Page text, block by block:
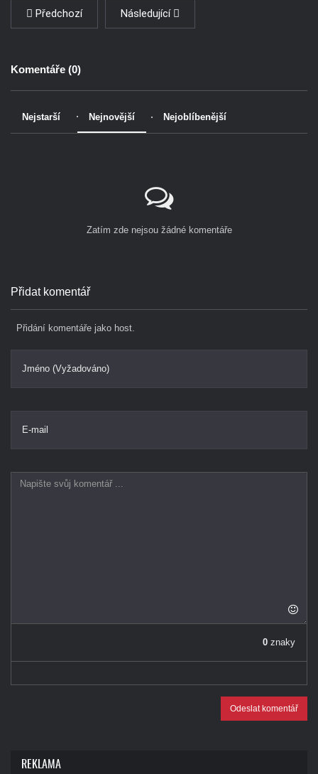
Předchozí Následující
Komentáře (0)
Nejstarší Nejnovější Nejoblíbenější
Zatím zde nejsou žádné komentáře
Přidat komentář
Přidání komentáře jako host.
Jméno (Vyžadováno)
E-mail
0 znaky
Odeslat komentář
REKLAMA